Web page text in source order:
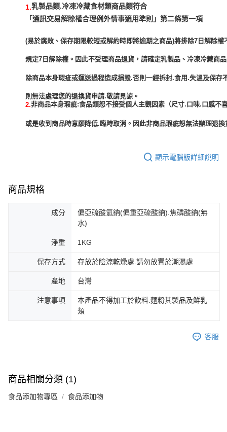
1.乳製品類.冷凍冷藏食材類商品類符合
「通訊交易解除權合理例外情事適用準則」第二條第一項
(易於腐敗、保存期限較短或解約時即將逾期之商品)將排除7日解除權
規定7日解除權。因此不受理商品退貨，請確定乳製品、冷凍冷藏商
除商品本身瑕疵或運送過程造成損毀.否則一經拆封.食用.失溫及保存
2.非商品本身瑕疵:食品類恕不接受個人主觀因素（尺寸.口味.口感不
或是收到商品時意願降低.臨時取消。因此非商品瑕疵恕無法辦理退
顯示電腦版詳細說明
商品規格
成分
偏亞硫酸氫鈉(偏重亞硫酸鈉).焦磷酸鈉(無
水)
淨重 1KG
保存方式 存放於陰涼乾燥處.請勿放置於潮濕處
產地 台灣
注意事項
本產品不得加工於飲料.麵粉其製品及鮮乳
類
客服
商品相關分類 (1)
食品添加物專區 食品添加物